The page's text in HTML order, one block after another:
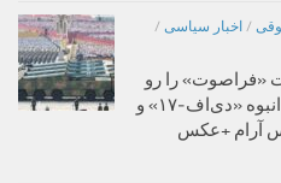
/ اخبار سیاسی /
«فراصوت» را رو
کرد/ وحشت در پنتاگون؛ استقرار انبوه «دی‌اف‑۱۷» و
آرام +عکس